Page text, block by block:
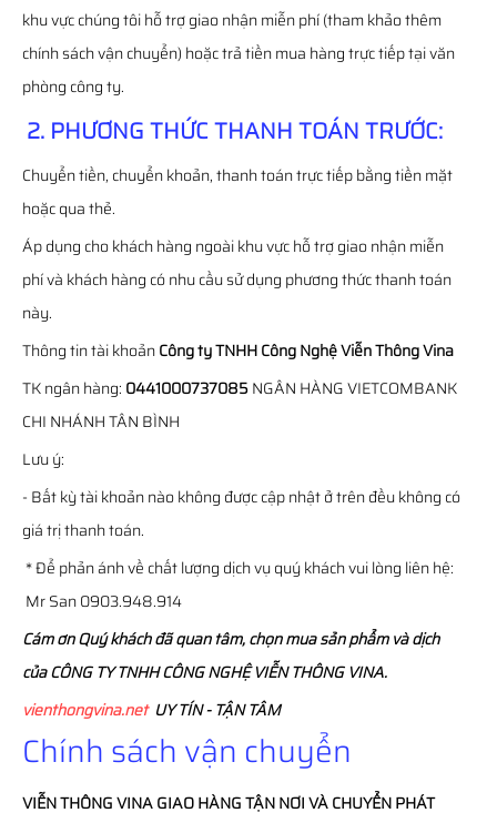
khu vực chúng tôi hỗ trợ giao nhận miễn phí (tham khảo thêm
chính sách vận chuyển) hoặc trả tiền mua hàng trực tiếp tại văn
phòng công ty.
2. PHƯƠNG THỨC THANH TOÁN TRƯỚC:
Chuyển tiền, chuyển khoản, thanh toán trực tiếp bằng tiền mặt
hoặc qua thẻ.
Áp dụng cho khách hàng ngoài khu vực hỗ trợ giao nhận miễn
phí và khách hàng có nhu cầu sử dụng phương thức thanh toán
này.
Thông tin tài khoảnCông ty TNHH Công Nghệ Viễn Thông Vina
TK ngân hàng: 0441000737085NGÂN HÀNG VIETCOMBANK
CHI NHÁNH TÂN BÌNH
Lưu ý:
- Bất kỳ tài khoản nào không được cập nhật ở trên đều không có
giá trị thanh toán.
* Để phản ánh về chất lượng dịch vụ quý khách vui lòng liên hệ:
Mr San 0903.948.914
Cám ơn Quý khách đã quan tâm, chọn mua sản phẩm và dịch
của CÔNG TY TNHH CÔNG NGHỆ VIỄN THÔNG VINA.
vienthongvina.netUY TÍN - TẬN TÂM
Chính sách vận chuyển
VIỄN THÔNGVINAGIAO HÀNG TẬN NƠI VÀ CHUYỂN PHÁT